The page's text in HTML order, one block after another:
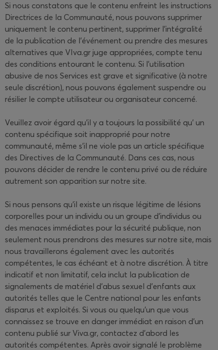
Si nous constatons que le contenu enfreint les instructions
Directrices de la Communauté, nous pouvons supprimer
uniquement le contenu pertinent, supprimer l'intégralité
de la publication de l'événement ou prendre des mesures
alternatives que VIva.gr juge appropriées, compte tenu
des conditions entourant le contenu. Si l'utilisation
abusive de nos Services est grave et significative (à notre
seule discrétion), nous pouvons également suspendre ou
résilier le compte utilisateur ou organisateur concerné.
Veuillez avoir égard qu'il y a toujours la possibilité qu’ un
contenu spécifique soit inapproprié pour notre
communauté, même s'il ne viole pas un article spécifique
des Directives de la Communauté. Dans ces cas, nous
pouvons décider de rendre le contenu privé ou de réduire
autrement son apparition sur notre site.
Si nous pensons qu'il existe un risque légitime de lésions
corporelles pour un individu ou un groupe d'individus ou
des menaces immédiates pour la sécurité publique, non
seulement nous prendrons des mesures sur notre site, mais
nous travaillerons également avec les autorités
compétentes, le cas échéant et à notre discrétion. À titre
indicatif et non limitatif, cela inclut la publication de
signalements de matériel d'abus sexuel d'enfants aux
autorités telles que le Centre national pour les enfants
disparus et exploités. Si vous ou quelqu'un que vous
connaissez se trouve en danger immédiat en raison d'un
contenu publié sur Viva.gr, contactez d'abord les
autorités compétentes. Après avoir signalé le problème